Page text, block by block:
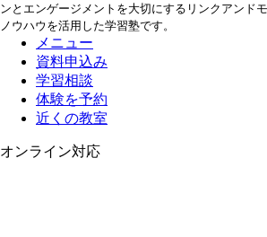
ンとエンゲージメントを大切にするリンクアンド
ノウハウを活用した学習塾です。
メニュー
資料申込み
学習相談
体験を予約
近くの教室
オンライン対応